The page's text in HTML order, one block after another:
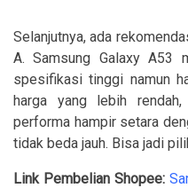
Selanjutnya, ada
A. Samsung Galaxy A53
spesifikasi tinggi namun
harga yang lebih
performa hampir setara
tidak beda jauh. Bisa jadi
Link Pembelian Shopee: